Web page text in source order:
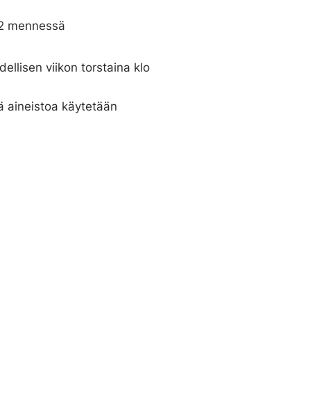
mennessä
viikon torstaina klo
aineistoa käytetään